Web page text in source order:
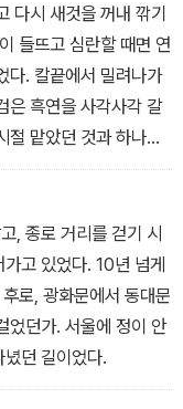
다시 새것을 꺼내 깎기
들뜨고 심란할 때면 연
다. 칼끝에서 밀려나가
은 흑연을 사각사각 갈
절 맡았던 것과 하나도
무 냄새도 마음에 들었
, 종로 거리를 걷기 시
고 있었다. 10년 넘게
로, 광화문에서 동대문
었던가. 서울에 정이 안
던 길이었다.